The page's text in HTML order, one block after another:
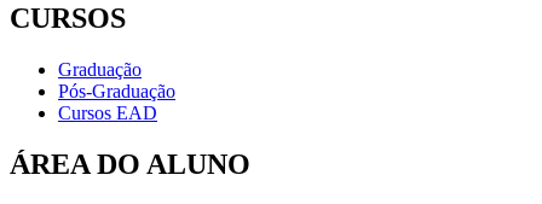
CURSOS
Graduação
Pós-Graduação
Cursos EAD
ÁREA DO ALUNO